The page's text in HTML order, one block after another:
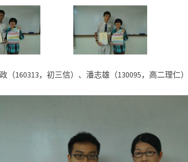
（160313，初三信）、潘志雄（130095，高二理仁）